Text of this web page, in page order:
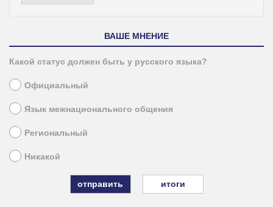
ВАШЕ МНЕНИЕ
Какой статус должен быть у русского языка?
Официальный
Язык межнационального общения
Региональный
Никакой
итоги